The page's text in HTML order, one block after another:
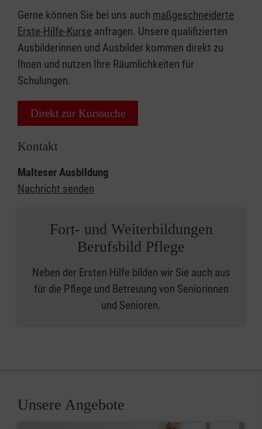
Gerne können Sie bei uns auch maßgeschneiderte
Erste-Hilfe-Kurse anfragen. Unsere qualifizierten
Ausbilderinnen und Ausbilder kommen direkt zu
Ihnen und nutzen Ihre Räumlichkeiten für
Schulungen.
Direkt zur Kurssuche
Kontakt
Malteser Ausbildung
Nachricht senden
Fort- und Weiterbildungen
Berufsbild Pflege
Neben der Ersten Hilfe bilden wir Sie auch aus
für die Pflege und Betreuung von Seniorinnen
und Senioren.
Unsere Angebote